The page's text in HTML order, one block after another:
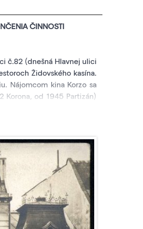
ČINNOSTI
č.82 (dnešná Hlavnej ulici
Židovského kasína.
Nájomcom kina Korzo sa
Korona, od 1945 Partizán)
a kvalitu premietania
konať aj prvé premietanie
Warner Bross z roku
kino. Záhradné kino v
na širokouhlé premietanie
v júli 1971. Pretože bolo